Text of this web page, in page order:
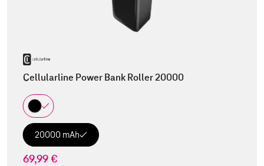
Cellularline Power Bank Roller 20000
20000 mAh
69,99 €